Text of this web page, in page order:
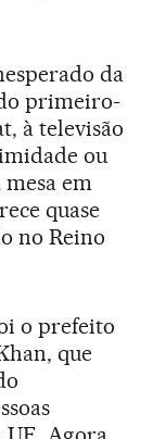
da
primeiro-
à televisão
ou
em
quase
no Reino
o prefeito
que